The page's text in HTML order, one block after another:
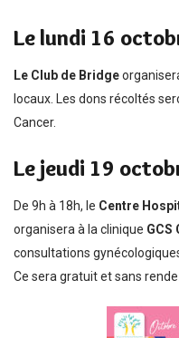
Le lundi 16
Le Club de Bridge
locaux. Les dons récoltés
Cancer.
Le jeudi 19
De 9h à 18h, le Centre
organisera à la clinique GCS
consultations
Ce sera gratuit et sans